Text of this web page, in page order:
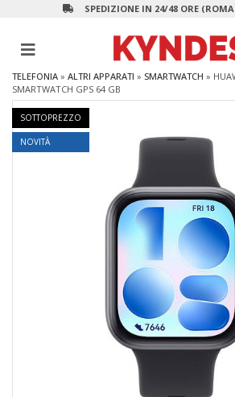
SPEDIZIONE IN 24/48 ORE
TELEFONIA » ALTRI APPARATI » SMARTWATCH »
SMARTWATCH GPS 64 GB
SOTTOPREZZO
NOVITÀ